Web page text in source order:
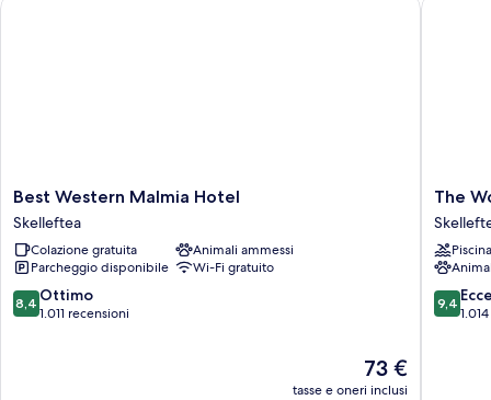
Best
Western
Malmia
Hotel
Skelleftea
Best Western Malmia Hotel
Skelleftea
Colazione gratuita
Animali ammessi
Parcheggio disponibile
Wi-Fi gratuito
8.4
su
8,4 Ottimo
1.011 recensioni
Il
prezzo
73 €
tasse e oneri inclusi
The
Wood
Hotel
by
Elite,
Spa
&
The
Piscina
9.4
su
9,4